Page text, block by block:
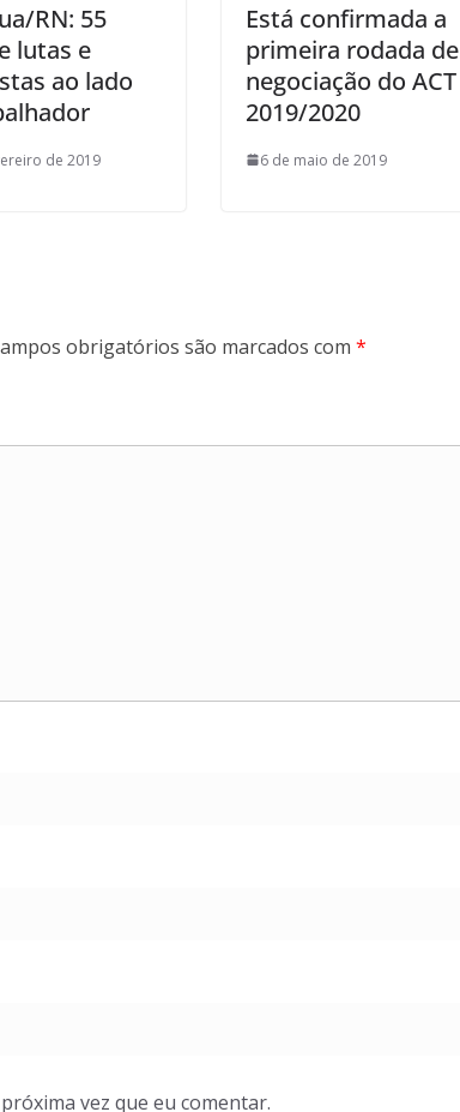
RN: 55
lutas e
ao lado
de 2019
Está confirmada a
primeira rodada de
negociação do ACT
2019/2020
6 de maio de 2019
obrigatórios são marcados com *
vez que eu comentar.